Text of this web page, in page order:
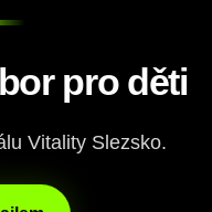
pro děti
Vitality Slezsko.